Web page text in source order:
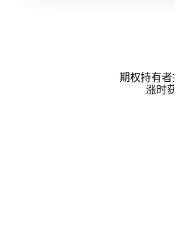
期权持有
涨时